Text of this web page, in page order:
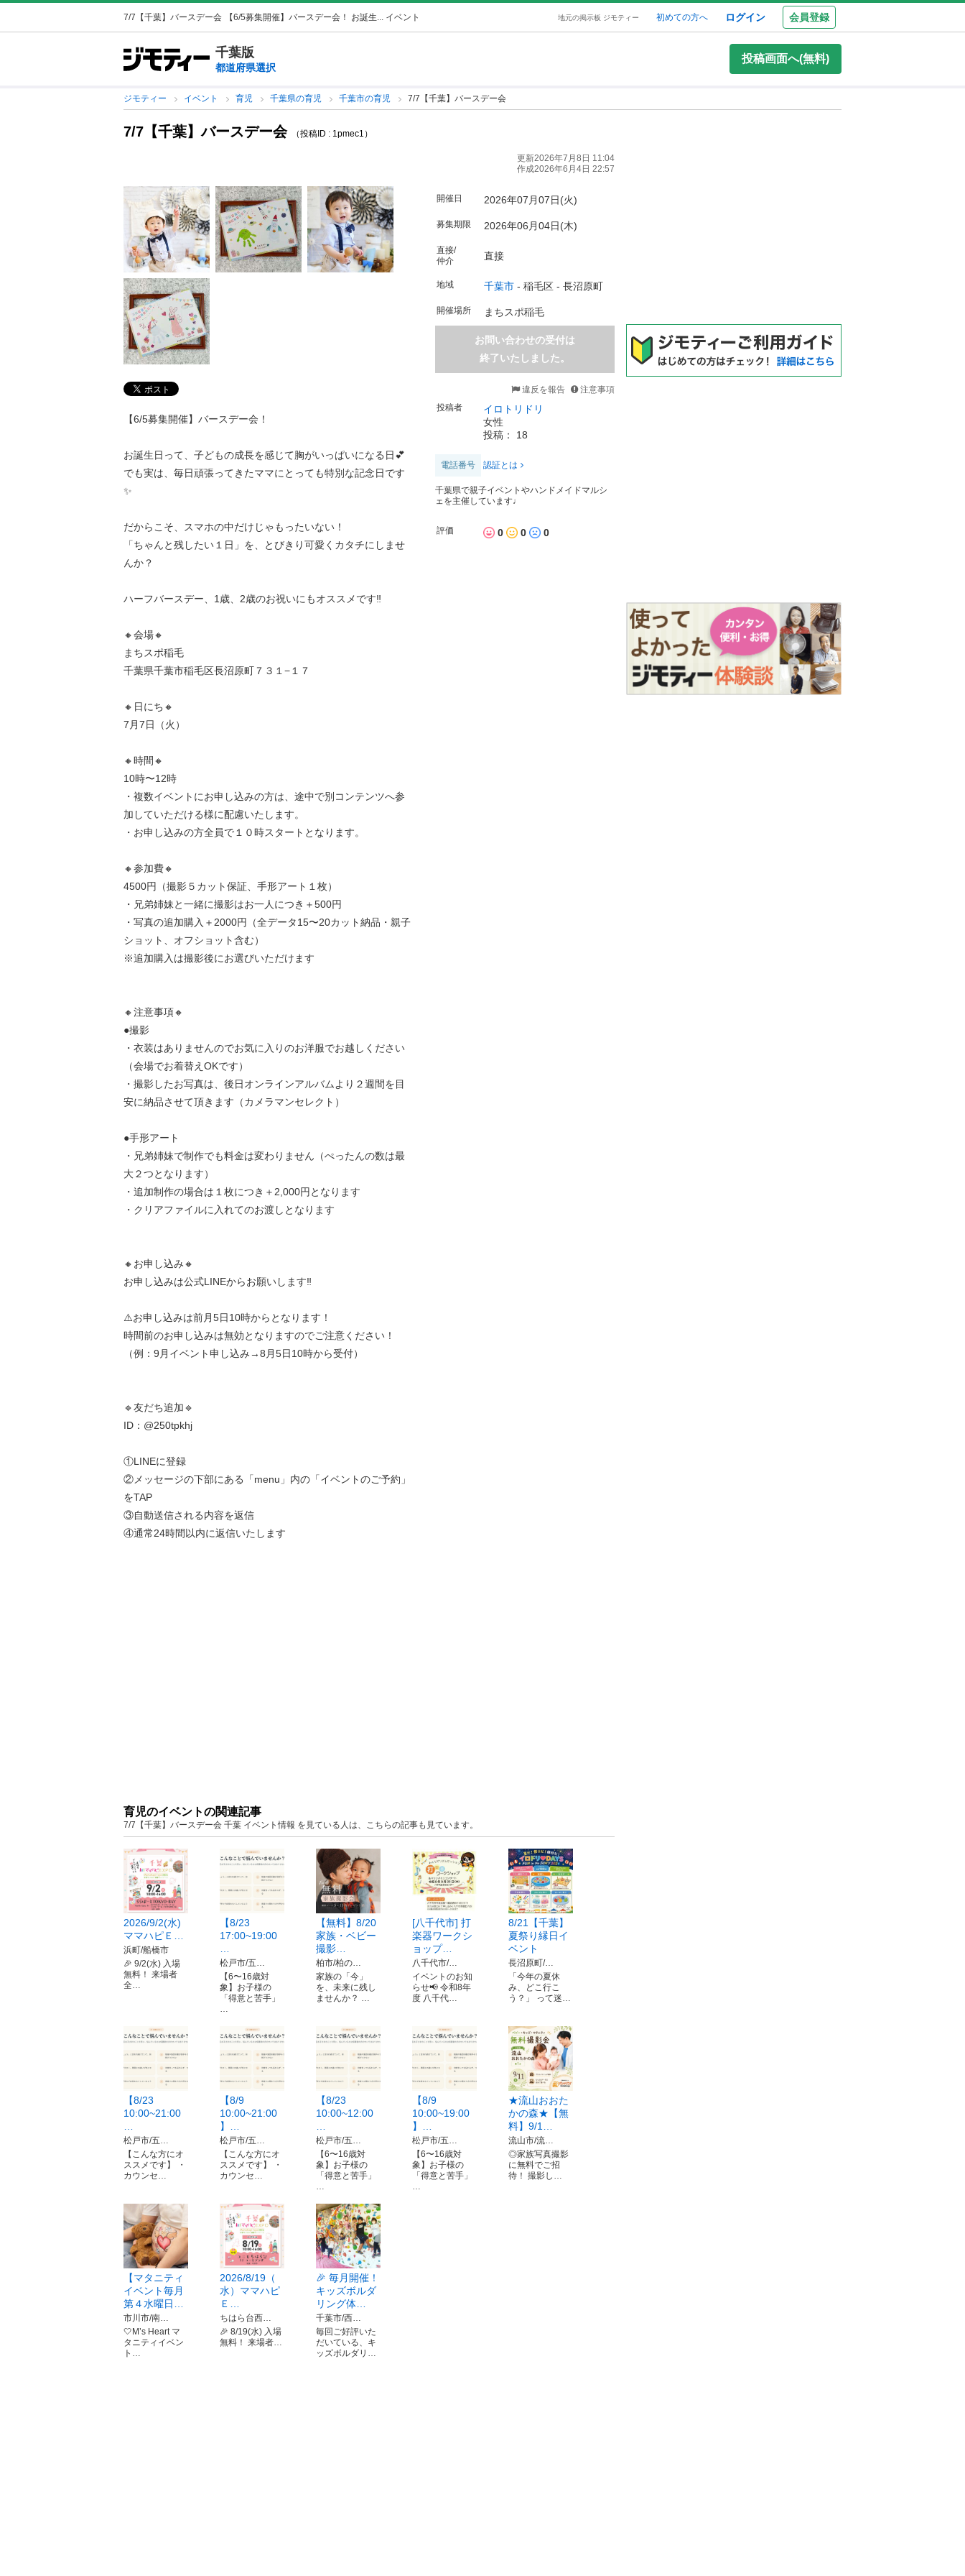
7/7【千葉】バースデー会 【6/5募集開催】バースデー会！ お誕生... イベント 地元の掲示板 ジモティー 初めての方へ ログイン 会員登録
千葉版
都道府県選択
投稿画面へ(無料)
ジモティー イベント 育児 千葉県の育児 千葉市の育児 7/7【千葉】バースデー会
7/7【千葉】バースデー会 （投稿ID : 1pmec1）
更新2026年7月8日 11:04
作成2026年6月4日 22:57
【6/5募集開催】バースデー会！
お誕生日って、子どもの成長を感じて胸がいっぱいになる日💕
でも実は、毎日頑張ってきたママにとっても特別な記念日です
✨
だからこそ、スマホの中だけじゃもったいない！
「ちゃんと残したい１日」を、とびきり可愛くカタチにしませ
んか？
ハーフバースデー、1歳、2歳のお祝いにもオススメです‼️
🔸会場🔸
まちスポ稲毛
千葉県千葉市稲毛区長沼原町７３１−１７
🔸日にち🔸
7月7日（火）
🔸時間🔸
10時〜12時
・複数イベントにお申し込みの方は、途中で別コンテンツへ参
加していただける様に配慮いたします。
・お申し込みの方全員で１０時スタートとなります。
🔸参加費🔸
4500円（撮影５カット保証、手形アート１枚）
・兄弟姉妹と一緒に撮影はお一人につき＋500円
・写真の追加購入＋2000円（全データ15〜20カット納品・親子
ショット、オフショット含む）
※追加購入は撮影後にお選びいただけます
🔸注意事項🔸
●撮影
・衣装はありませんのでお気に入りのお洋服でお越しください
（会場でお着替えOKです）
・撮影したお写真は、後日オンラインアルバムより２週間を目
安に納品させて頂きます（カメラマンセレクト）
●手形アート
・兄弟姉妹で制作でも料金は変わりません（ぺったんの数は最
大２つとなります）
・追加制作の場合は１枚につき＋2,000円となります
・クリアファイルに入れてのお渡しとなります
🔸お申し込み🔸
お申し込みは公式LINEからお願いします‼️
⚠️お申し込みは前月5日10時からとなります！
時間前のお申し込みは無効となりますのでご注意ください！
（例：9月イベント申し込み→8月5日10時から受付）
🔹友だち追加🔹
ID：@250tpkhj
①LINEに登録
②メッセージの下部にある「menu」内の「イベントのご予約」
をTAP
③自動送信される内容を返信
④通常24時間以内に返信いたします
開催日 2026年07月07日(火)
募集期限 2026年06月04日(木)
直接/
仲介
直接
地域 千葉市 - 稲毛区 - 長沼原町
開催場所 まちスポ稲毛
お問い合わせの受付は
終了いたしました。
違反を報告
注意事項
投稿者
イロトリドリ
女性
投稿： 18
電話番号 認証とは
千葉県で親子イベントやハンドメイドマルシ
ェを主催しています♩
評価 0 0 0
育児のイベントの関連記事
7/7【千葉】バースデー会 千葉 イベント情報 を見ている人は、こちらの記事も見ています。
2026/9/2(水)
ママハピＥ…
浜町/船橋市
🎉 9/2(水) 入場
無料！ 来場者
全…
【8/23
17:00~19:00
松戸市/五…
【6〜16歳対
象】お子様の
「得意と苦手」
…
【無料】8/20
家族・ベビー
撮影…
柏市/柏の…
家族の「今」
を、未来に残し
ませんか？ …
[八千代市] 打
楽器ワークシ
ョップ…
八千代市/…
イベントのお知
らせ📢 令和8年
度 八千代…
8/21【千葉】
夏祭り縁日イ
ベント
長沼原町/…
「今年の夏休
み、どこ行こ
う？」 って迷…
【8/23
10:00~21:00
松戸市/五…
【こんな方にオ
ススメです】 ・
カウンセ…
【8/9
10:00~21:00
】…
松戸市/五…
【こんな方にオ
ススメです】 ・
カウンセ…
【8/23
10:00~12:00
松戸市/五…
【6〜16歳対
象】お子様の
「得意と苦手」
…
【8/9
10:00~19:00
】…
松戸市/五…
【6〜16歳対
象】お子様の
「得意と苦手」
…
★流山おおた
かの森★【無
料】9/1…
流山市/流…
◎家族写真撮影
に無料でご招
待！ 撮影し…
【マタニティ
イベント毎月
第４水曜日…
市川市/南…
🤍M’s Heart マ
タニティイベン
ト…
2026/8/19（
水）ママハピ
Ｅ…
ちはら台西…
🎉 8/19(水) 入場
無料！ 来場者…
🎉 毎月開催！
キッズボルダ
リング体…
千葉市/西…
毎回ご好評いた
だいている、キ
ッズボルダリ…